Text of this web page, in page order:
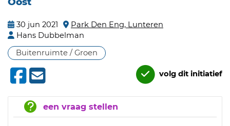
30 jun 2021
Park Den Eng, Lunteren
Hans Dubbelman
Buitenruimte / Groen
volg dit initiatief
een vraag stellen